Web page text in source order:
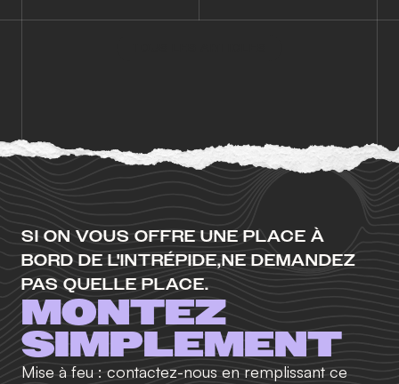
SI ON VOUS OFFRE UNE PLACE À
BORD DE L'INTRÉPIDE,NE DEMANDEZ
PAS QUELLE PLACE.
MONTEZ
SIMPLEMENT
Mise à feu : contactez-nous en remplissant ce